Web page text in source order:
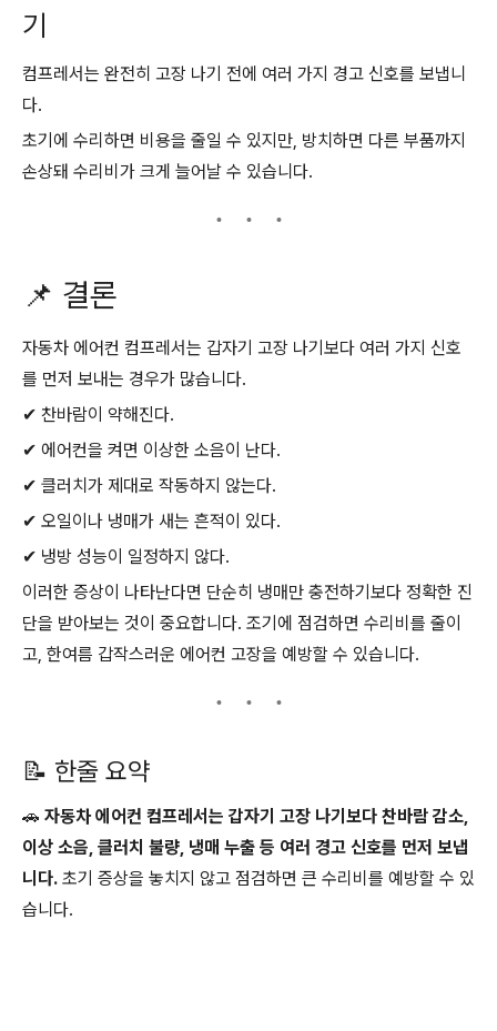
기
컴프레서는 완전히 고장 나기 전에 여러 가지 경고 신호를 보냅니
다.
초기에 수리하면 비용을 줄일 수 있지만, 방치하면 다른 부품까지
손상돼 수리비가 크게 늘어날 수 있습니다.
📌 결론
자동차 에어컨 컴프레서는 갑자기 고장 나기보다 여러 가지 신호
를 먼저 보내는 경우가 많습니다.
✔ 찬바람이 약해진다.
✔ 에어컨을 켜면 이상한 소음이 난다.
✔ 클러치가 제대로 작동하지 않는다.
✔ 오일이나 냉매가 새는 흔적이 있다.
✔ 냉방 성능이 일정하지 않다.
이러한 증상이 나타난다면 단순히 냉매만 충전하기보다 정확한 진
단을 받아보는 것이 중요합니다. 조기에 점검하면 수리비를 줄이
고, 한여름 갑작스러운 에어컨 고장을 예방할 수 있습니다.
📝 한줄 요약
🚗 자동차 에어컨 컴프레서는 갑자기 고장 나기보다 찬바람 감소,
이상 소음, 클러치 불량, 냉매 누출 등 여러 경고 신호를 먼저 보냅
니다. 초기 증상을 놓치지 않고 점검하면 큰 수리비를 예방할 수 있
습니다.